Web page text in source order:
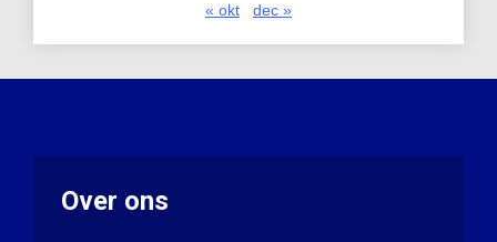
« okt dec »
Over ons